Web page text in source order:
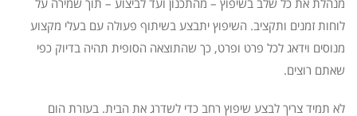
מנהלת את כל שלב בשיפוץ – מהתכנון ועד לביצוע – תוך שמירה על
לוחות זמנים ותקציב. השיפוץ יתבצע בשיתוף פעולה עם בעלי מקצוע
מנוסים וידאג לכל פרט ופרט, כך שהתוצאה הסופית תהיה בדיוק כפי
שאתם רוצים.
לא תמיד צריך לבצע שיפוץ רחב כדי לשדרג את הבית. בעזרת הום